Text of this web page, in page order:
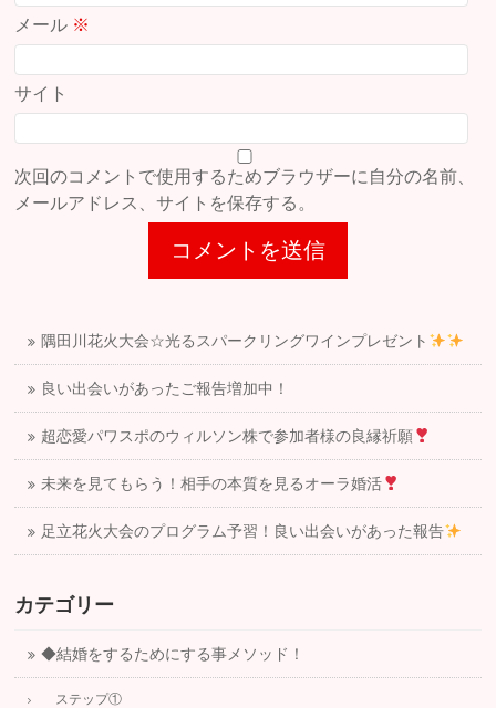
メール ※
サイト
次回のコメントで使用するためブラウザーに自分の名前、
メールアドレス、サイトを保存する。
隅田川花火大会☆光るスパークリングワインプレゼント
良い出会いがあったご報告増加中！
超恋愛パワスポのウィルソン株で参加者様の良縁祈願
未来を見てもらう！相手の本質を見るオーラ婚活
足立花火大会のプログラム予習！良い出会いがあった報告
カテゴリー
◆結婚をするためにする事メソッド！
ステップ①